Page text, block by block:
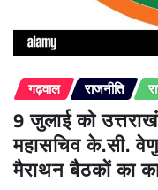
गढ़वाल राजनीति
9 जुलाई को
महासचिव के.सी.
मैराथन बैठकों का